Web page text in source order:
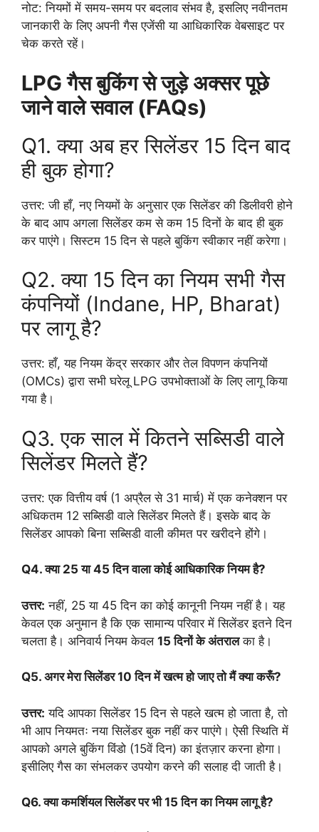
नोट: नियमों में समय-समय पर बदलाव संभव है, इसलिए नवीनतम
जानकारी के लिए अपनी गैस एजेंसी या आधिकारिक वेबसाइट पर
चेक करते रहें।
LPG गैस बुकिंग से जुड़े अक्सर पूछे
जाने वाले सवाल (FAQs)
Q1. क्या अब हर सिलेंडर 15 दिन बाद
ही बुक होगा?
उत्तर: जी हाँ, नए नियमों के अनुसार एक सिलेंडर की डिलीवरी होने
के बाद आप अगला सिलेंडर कम से कम 15 दिनों के बाद ही बुक
कर पाएंगे। सिस्टम 15 दिन से पहले बुकिंग स्वीकार नहीं करेगा।
Q2. क्या 15 दिन का नियम सभी गैस
कंपनियों (Indane, HP, Bharat)
पर लागू है?
उत्तर: हाँ, यह नियम केंद्र सरकार और तेल विपणन कंपनियों
(OMCs) द्वारा सभी घरेलू LPG उपभोक्ताओं के लिए लागू किया
गया है।
Q3. एक साल में कितने सब्सिडी वाले
सिलेंडर मिलते हैं?
उत्तर: एक वित्तीय वर्ष (1 अप्रैल से 31 मार्च) में एक कनेक्शन पर
अधिकतम 12 सब्सिडी वाले सिलेंडर मिलते हैं। इसके बाद के
सिलेंडर आपको बिना सब्सिडी वाली कीमत पर खरीदने होंगे।
Q4. क्या 25 या 45 दिन वाला कोई आधिकारिक नियम है?
उत्तर: नहीं, 25 या 45 दिन का कोई कानूनी नियम नहीं है। यह
केवल एक अनुमान है कि एक सामान्य परिवार में सिलेंडर इतने दिन
चलता है। अनिवार्य नियम केवल 15 दिनों के अंतरालका है।
Q5. अगर मेरा सिलेंडर 10 दिन में खत्म हो जाए तो मैं क्या करूँ?
उत्तर: यदि आपका सिलेंडर 15 दिन से पहले खत्म हो जाता है, तो
भी आप नियमतः नया सिलेंडर बुक नहीं कर पाएंगे। ऐसी स्थिति में
आपको अगले बुकिंग विंडो (15वें दिन) का इंतज़ार करना होगा।
इसीलिए गैस का संभलकर उपयोग करने की सलाह दी जाती है।
Q6. क्या कमर्शियल सिलेंडर पर भी 15 दिन का नियम लागू है?